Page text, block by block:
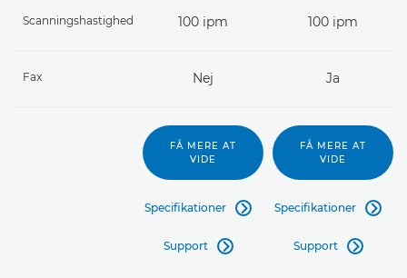
Scanningshastighed 100 ipm 100 ipm
Fax Nej Ja
FÅ MERE AT
VIDE
Specifikationer 
Support 
FÅ MERE AT
VIDE
Specifikationer 
Support 